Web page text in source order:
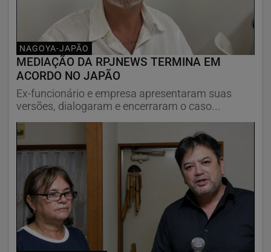
NAGOYA-JAPÃO
MEDIAÇÃO DA RPJNEWS TERMINA EM
ACORDO NO JAPÃO
Ex-funcionário e empresa apresentaram suas
versões, dialogaram e encerraram o caso...